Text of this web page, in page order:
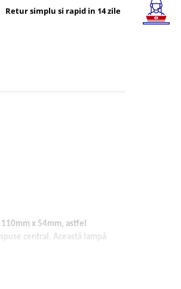
Retur simplu si rapid in 14 zile
x 54mm, astfel
central. Această lampă